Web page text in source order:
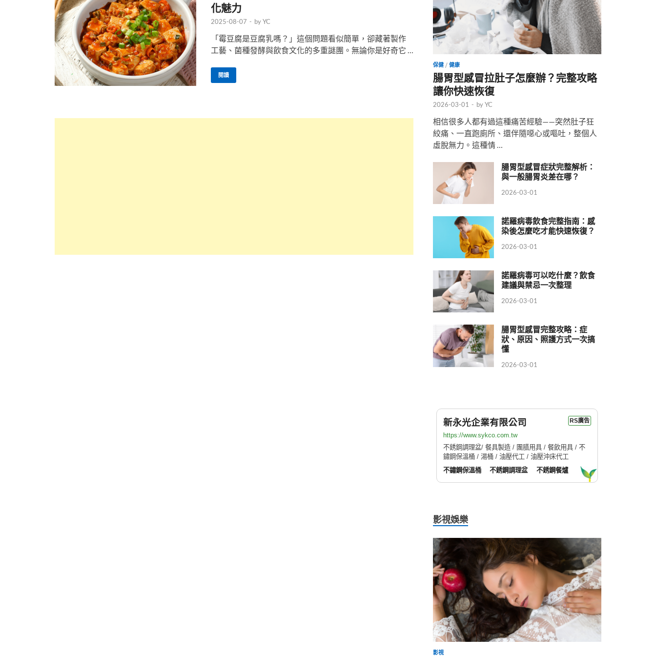
化魅力
2025-08-07 - byYC
「霉豆腐是豆腐乳嗎？」這個問題看似簡單，卻藏著製作
工藝、菌種發酵與飲食文化的多重謎團。無論你是好奇它 …
閱讀
保健 /健康
腸胃型感冒拉肚子怎麼辦？完整攻略
讓你快速恢復
2026-03-01 - byYC
相信很多人都有過這種痛苦經驗——突然肚子狂
絞痛、一直跑廁所、還伴隨噁心或嘔吐，整個人
虛脫無力。這種情 …
腸胃型感冒症狀完整解析：
與一般腸胃炎差在哪？
2026-03-01
諾羅病毒飲食完整指南：感
染後怎麼吃才能快速恢復？
2026-03-01
諾羅病毒可以吃什麼？飲食
建議與禁忌一次整理
2026-03-01
腸胃型感冒完整攻略：症
狀、原因、照護方式一次搞
懂
2026-03-01
新永光企業有限公司 RS廣告
https://www.sykco.com.tw
不銹鋼調理盆/ 餐具製造 / 團膳用具 / 餐飲用具 / 不
鏽鋼保溫桶 / 湯桶 / 油壓代工 / 油壓沖床代工
不鏽鋼保溫桶
不銹鋼調理盆 不銹鋼餐爐
影視娛樂
影視